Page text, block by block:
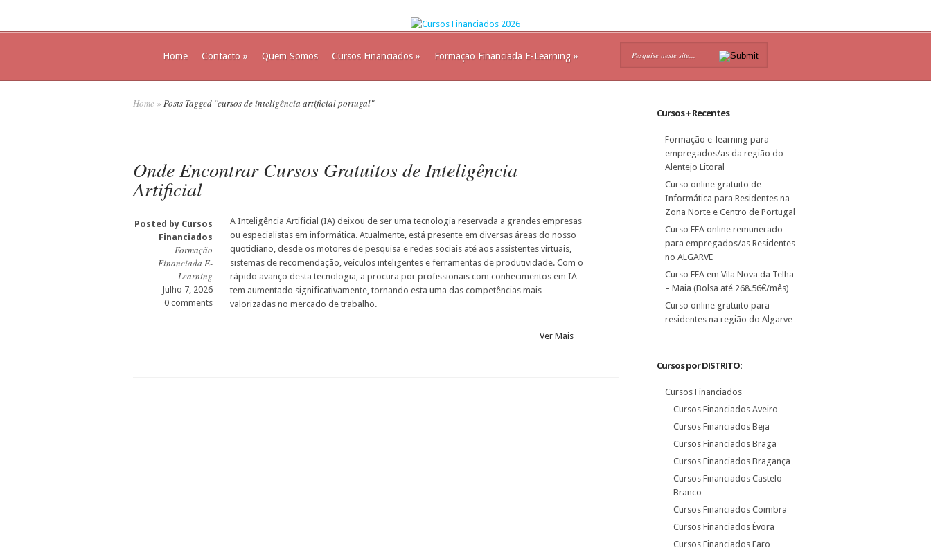
Home Contacto » Quem Somos Cursos Financiados» Formação Financiada E-Learning »
Home » Posts Tagged "cursos de inteligência artificial portugal"
Onde Encontrar Cursos Gratuitos de Inteligência
Artificial
Posted by Cursos
Financiados
Formação
Financiada E-
Learning
Julho 7, 2026
0 comments
A Inteligência Artificial (IA) deixou de ser uma tecnologia reservada a grandes empresas
ou especialistas em informática. Atualmente, está presente em diversas áreas do nosso
quotidiano, desde os motores de pesquisa e redes sociais até aos assistentes virtuais,
sistemas de recomendação, veículos inteligentes e ferramentas de produtividade. Com o
rápido avanço desta tecnologia, a procura por profissionais com conhecimentos em IA
tem aumentado significativamente, tornando esta uma das competências mais
valorizadas no mercado de trabalho.
Ver Mais
Cursos + Recentes
Formação e-learning para
empregados/as da região do
Alentejo Litoral
Curso online gratuito de
Informática para Residentes na
Zona Norte e Centro de Portugal
Curso EFA online remunerado
para empregados/as Residentes
no ALGARVE
Curso EFA em Vila Nova da Telha
– Maia (Bolsa até 268.56€/mês)
Curso online gratuito para
residentes na região do Algarve
Cursos por DISTRITO:
Cursos Financiados
Cursos Financiados Aveiro
Cursos Financiados Beja
Cursos Financiados Braga
Cursos Financiados Bragança
Cursos Financiados Castelo
Branco
Cursos Financiados Coimbra
Cursos Financiados Évora
Cursos Financiados Faro